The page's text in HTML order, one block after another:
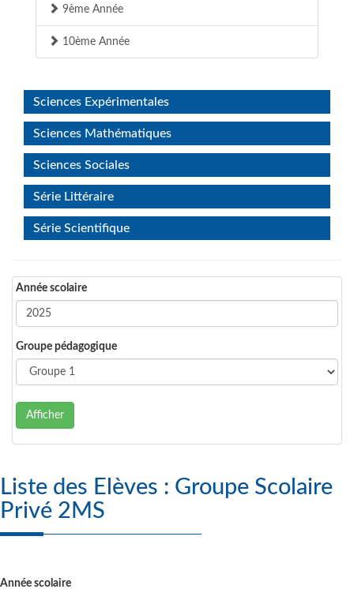
9ème Année
10ème Année
Sciences Expérimentales
Sciences Mathématiques
Sciences Sociales
Série Littéraire
Série Scientifique
Année scolaire
Groupe pédagogique
Afficher
Liste des Elèves : Groupe Scolaire
Privé 2MS
Année scolaire